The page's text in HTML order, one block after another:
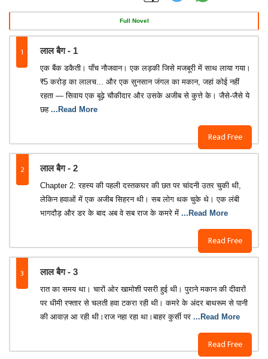
Full Novel
1 लाल बैग - 1
Read Free
एक बैंक डकैती। पाँच नौजवान। एक लड़की जिसे मजबूरी में साथ लाया गया।
₹5 करोड़ का लालच... और एक सुनसान जंगल का मकान, जहां कोई नहीं
रहता — सिवाय एक बूढ़े चौकीदार और उसके अजीब से कुत्ते के। जैसे-जैसे ये
छह ...Read More
2 लाल बैग - 2
Read Free
Chapter 2: रहस्य की पहली दस्तकघर की छत पर चांदनी उतर चुकी थी,
लेकिन हवाओं में एक अजीब सिहरन थी। सब लोग थक चुके थे। एक लंबी
भागदौड़ और डर के बाद अब वे सब राज के कमरे में ...Read More
3 लाल बैग - 3
Read Free
रात का समय था। चारों ओर खामोशी पसरी हुई थी। पुराने मकान की दीवारों
पर धीमी रफ्तार से चलती हवा टकरा रही थी। कमरे के अंदर बाथरूम से पानी
की आवाज़ आ रही थी।राज नहा रहा था।बाहर कुर्सी पर ...Read More